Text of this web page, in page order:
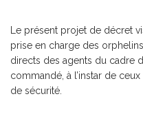
Le présent projet de décret
prise en charge des
directs des agents du cadre
commandé, à l’instar de
de sécurité.